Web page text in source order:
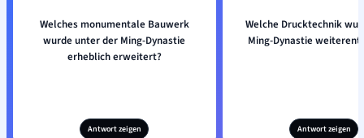
Welches monumentale Bauwerk
wurde unter der Ming-Dynastie
erheblich erweitert?
Antwort zeigen
Welche Drucktechnik
Ming-Dynastie
Antwort zeigen